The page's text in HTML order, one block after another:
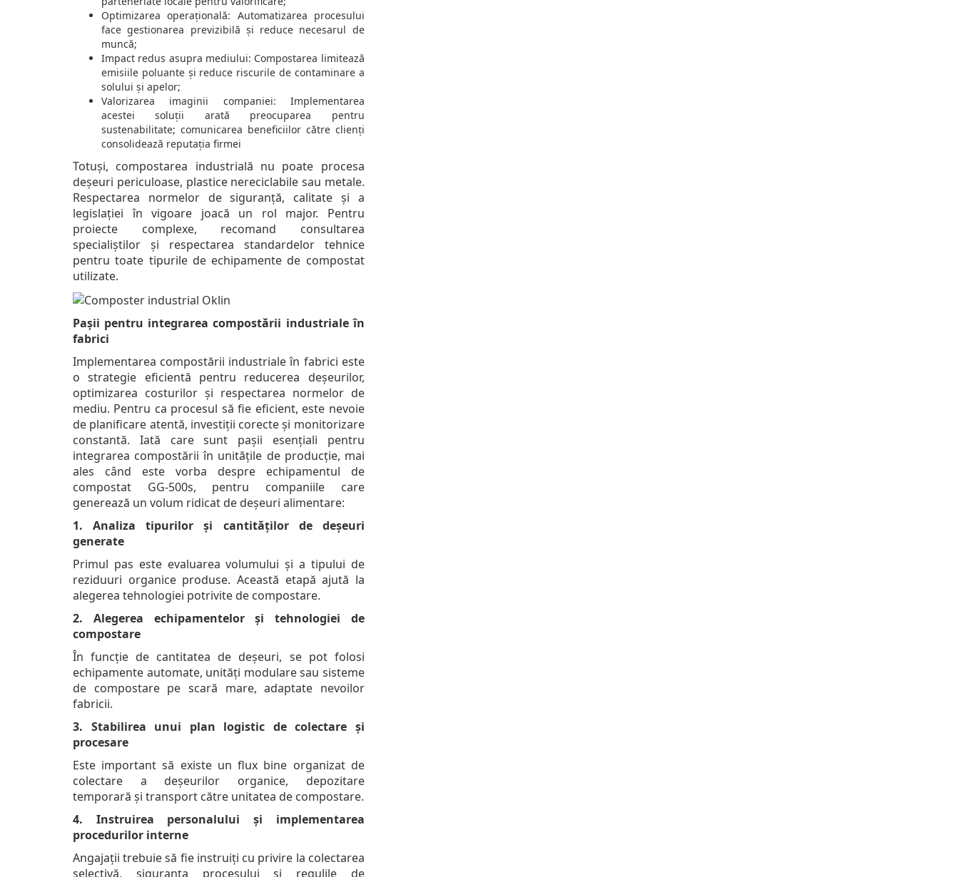
Optimizarea operațională: Automatizarea procesului
face gestionarea previzibilă și reduce necesarul de
muncă;
Impact redus asupra mediului: Compostarea limitează
emisiile poluante și reduce riscurile de contaminare a
solului și apelor;
Valorizarea imaginii companiei: Implementarea
acestei soluții arată preocuparea pentru
sustenabilitate; comunicarea beneficiilor către clienți
consolidează reputația firmei
Totuși, compostarea industrială nu poate procesa
deșeuri periculoase, plastice nereciclabile sau metale.
Respectarea normelor de siguranță, calitate și a
legislației în vigoare joacă un rol major. Pentru
proiecte complexe, recomand consultarea
specialiștilor și respectarea standardelor tehnice
pentru toate tipurile de echipamente de compostat
utilizate.
Pașii pentru integrarea compostării industriale în
fabrici
Implementarea compostării industriale în fabrici este
o strategie eficientă pentru reducerea deșeurilor,
optimizarea costurilor și respectarea normelor de
mediu. Pentru ca procesul să fie eficient, este nevoie
de planificare atentă, investiții corecte și monitorizare
constantă. Iată care sunt pașii esențiali pentru
integrarea compostării în unitățile de producție, mai
ales când este vorba despre echipamentul de
compostat GG-500s, pentru companiile care
generează un volum ridicat de deșeuri alimentare:
1. Analiza tipurilor și cantităților de deșeuri
generate
Primul pas este evaluarea volumului și a tipului de
reziduuri organice produse. Această etapă ajută la
alegerea tehnologiei potrivite de compostare.
2. Alegerea echipamentelor și tehnologiei de
compostare
În funcție de cantitatea de deșeuri, se pot folosi
echipamente automate, unități modulare sau sisteme
de compostare pe scară mare, adaptate nevoilor
fabricii.
3. Stabilirea unui plan logistic de colectare și
procesare
Este important să existe un flux bine organizat de
colectare a deșeurilor organice, depozitare
temporară și transport către unitatea de compostare.
4. Instruirea personalului și implementarea
procedurilor interne
Angajații trebuie să fie instruiți cu privire la colectarea
selectivă, siguranța procesului și regulile de